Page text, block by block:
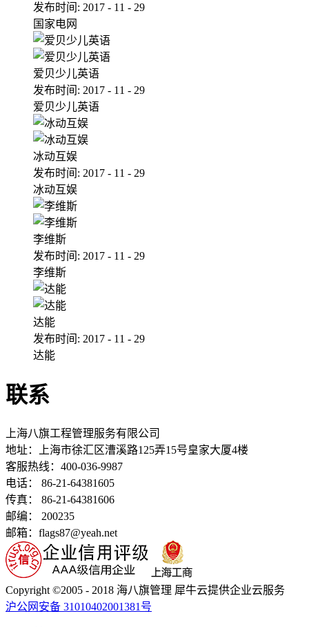
发布时间: 2017 - 11 - 29
国家电网
爱贝少儿英语
发布时间: 2017 - 11 - 29
爱贝少儿英语
冰动互娱
发布时间: 2017 - 11 - 29
冰动互娱
李维斯
发布时间: 2017 - 11 - 29
李维斯
达能
发布时间: 2017 - 11 - 29
达能
联系
上海八旗工程管理服务有限公司
地址：
上海市徐汇区漕溪路125弄15号皇家大厦4楼
客服热线：400-036-9987
电话： 86-21-64381605
传真： 86-21-64381606
邮编： 200235
邮箱：flags87@yeah.net
Copyright ©2005 - 2018 海八旗管理 犀牛云提供企业云服务
沪公网安备 31010402001381号